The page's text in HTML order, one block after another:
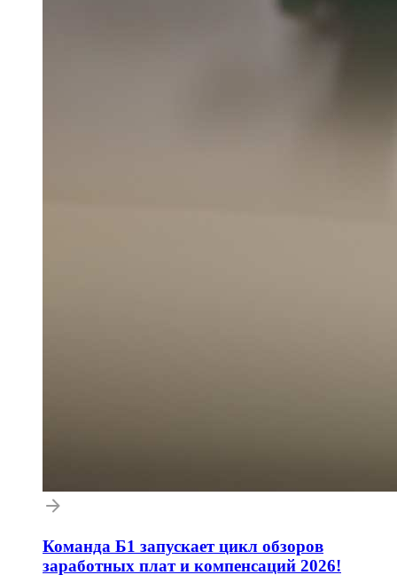
Команда Б1 запускает цикл обзоров
заработных плат и компенсаций 2026!